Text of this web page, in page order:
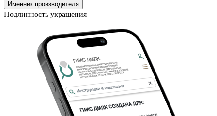
Именник производителя
Подлинность украшения